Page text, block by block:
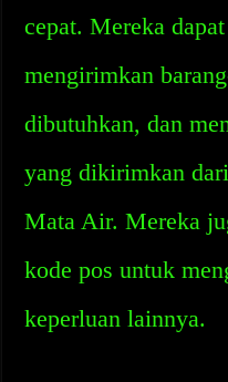
cepat. Mereka
mengirimkan
dibutuhkan, dan
yang dikirimkan
Mata Air. Mereka
kode pos untuk
keperluan lainnya.